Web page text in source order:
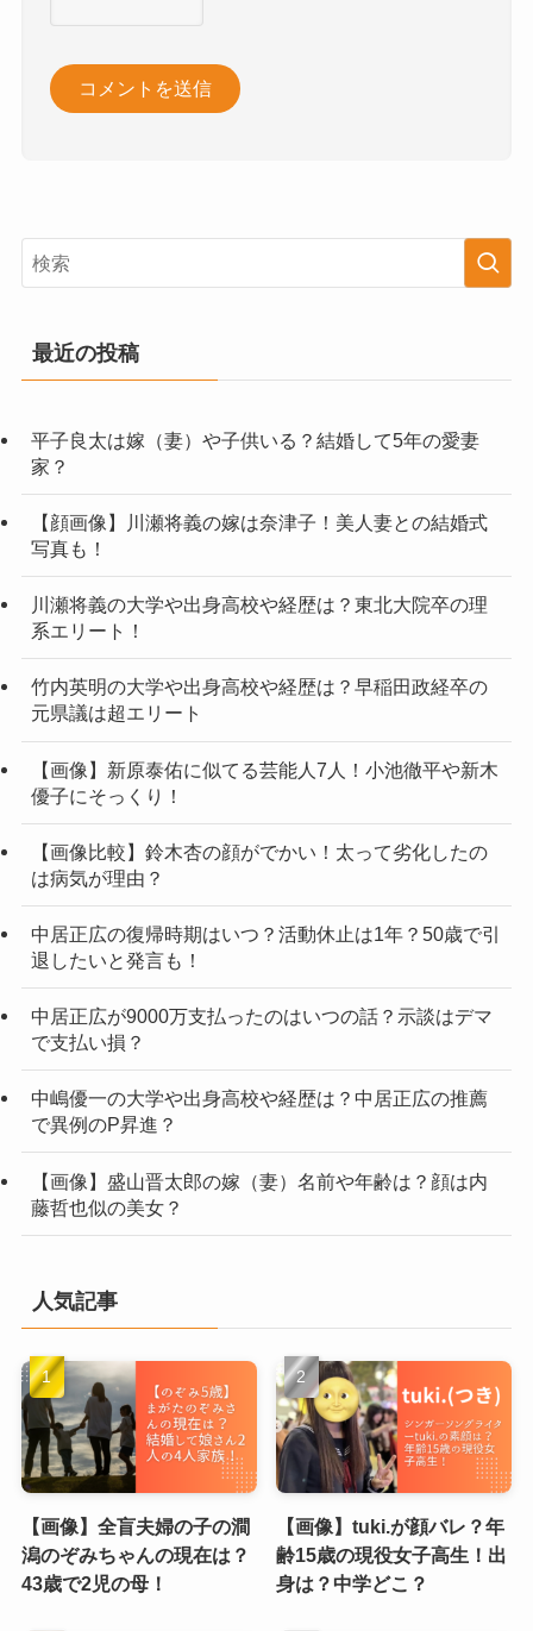
最近の投稿
平子良太は嫁（妻）や子供いる？結婚して5年の愛妻
家？
【顔画像】川瀬将義の嫁は奈津子！美人妻との結婚式
写真も！
川瀬将義の大学や出身高校や経歴は？東北大院卒の理
系エリート！
竹内英明の大学や出身高校や経歴は？早稲田政経卒の
元県議は超エリート
【画像】新原泰佑に似てる芸能人7人！小池徹平や新木
優子にそっくり！
【画像比較】鈴木杏の顔がでかい！太って劣化したの
は病気が理由？
中居正広の復帰時期はいつ？活動休止は1年？50歳で引
退したいと発言も！
中居正広が9000万支払ったのはいつの話？示談はデマ
で支払い損？
中嶋優一の大学や出身高校や経歴は？中居正広の推薦
で異例のP昇進？
【画像】盛山晋太郎の嫁（妻）名前や年齢は？顔は内
藤哲也似の美女？
人気記事
【画像】全盲夫婦の子の澗
潟のぞみちゃんの現在は？
43歳で2児の母！
【画像】tuki.が顔バレ？年
齢15歳の現役女子高生！出
身は？中学どこ？